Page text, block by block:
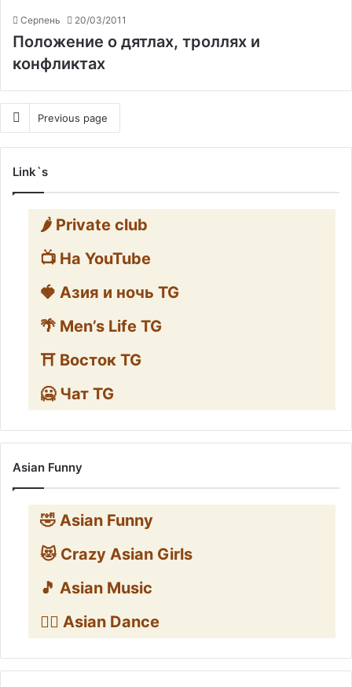
Серпень 20/03/2011
Положение о дятлах, троллях и
конфликтах
Previous page
Link`s
🌶️ Private club
📺 На YouTube
🍓 Азия и ночь TG
🌴 Men’s Life TG
⛩️ Восток TG
🥶 Чат TG
Asian Funny
🤣 Asian Funny
😻 Crazy Asian Girls
🎵 Asian Music
👯‍♀️ Asian Dance